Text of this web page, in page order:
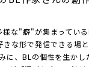
様な"癖"が集まっている
な形で発信できる場
に、BLの個性を生かし